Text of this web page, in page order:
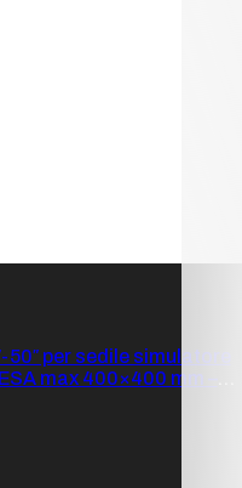
per sedile simulatore
max 400×400 mm –